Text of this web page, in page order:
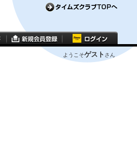
ようこそゲスト さん